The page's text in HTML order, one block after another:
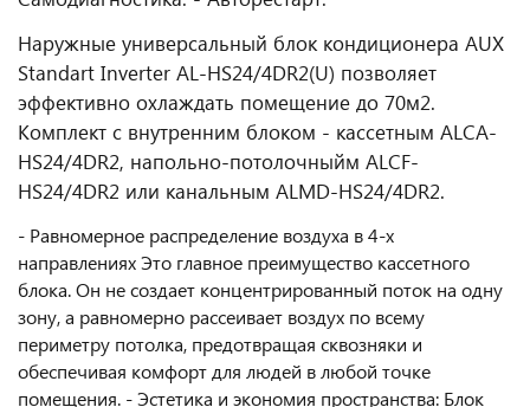
Наружные универсальный блок кондиционера AUX
Standart Inverter AL-HS24/4DR2(U) позволяет
эффективно охлаждать помещение до 70м2.
Комплект с внутренним блоком - кассетным ALCA-
HS24/4DR2, напольно-потолочныйм ALCF-
HS24/4DR2 или канальным ALMD-HS24/4DR2.
- Равномерное распределение воздуха в 4-х
направлениях Это главное преимущество кассетного
блока. Он не создает концентрированный поток на одну
зону, а равномерно рассеивает воздух по всему
периметру потолка, предотвращая сквозняки и
обеспечивая комфорт для людей в любой точке
помещения. - Эстетика и экономия пространства: Блок